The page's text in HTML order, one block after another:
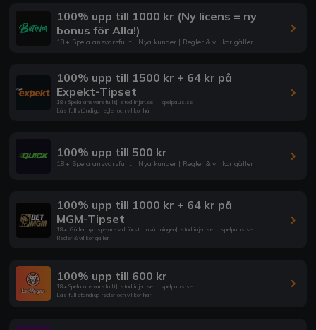
100% upp till 1000 kr (Ny licens = ny
bonus för Alla!)
18+ Spela ansvarsfullt | Nya kunder | Regler & villkor gäller
100% upp till 1500 kr + 64 kr på
Expekt-Tipset
18+ Spela ansvarsfullt| stodlinjen.se | spelpaus.se
Läs fullständiga regler och villkor här
100% upp till 500 kr
18+ Spela ansvarsfullt | Nya kunder | Regler & villkor gäller
100% upp till 1000 kr + 64 kr på
MGM-Tipset
18+. Gäller nya spelare vid första insättningen| stodlinjen.se | spelpaus.se
Regler & villkor gäller
100% upp till 600 kr
18+ Spela ansvarsfullt| stodlinjen.se | spelpaus.se
Läs fullständiga regler och villkor här